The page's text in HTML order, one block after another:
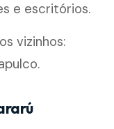
e escritórios.
vizinhos: